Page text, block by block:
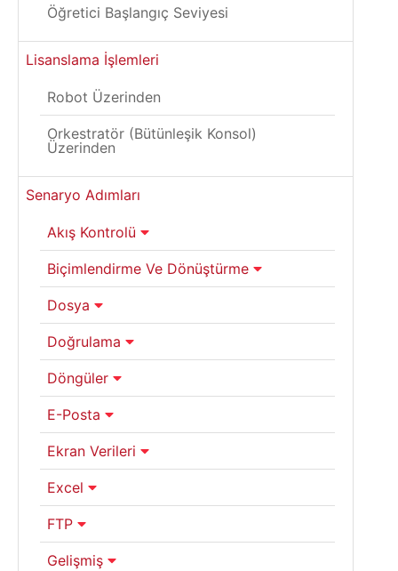
Öğretici Başlangıç Seviyesi
Lisanslama İşlemleri
Robot Üzerinden
Orkestratör (Bütünleşik Konsol)
Üzerinden
Senaryo Adımları
Akış Kontrolü
Biçimlendirme Ve Dönüştürme
Dosya
Doğrulama
Döngüler
E-Posta
Ekran Verileri
Excel
FTP
Gelişmiş